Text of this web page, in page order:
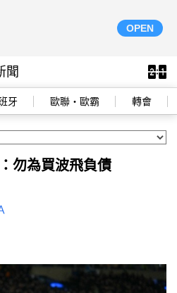
OPEN
聞
牙 歐聯‧歐霸 轉會
勿為買波飛負債